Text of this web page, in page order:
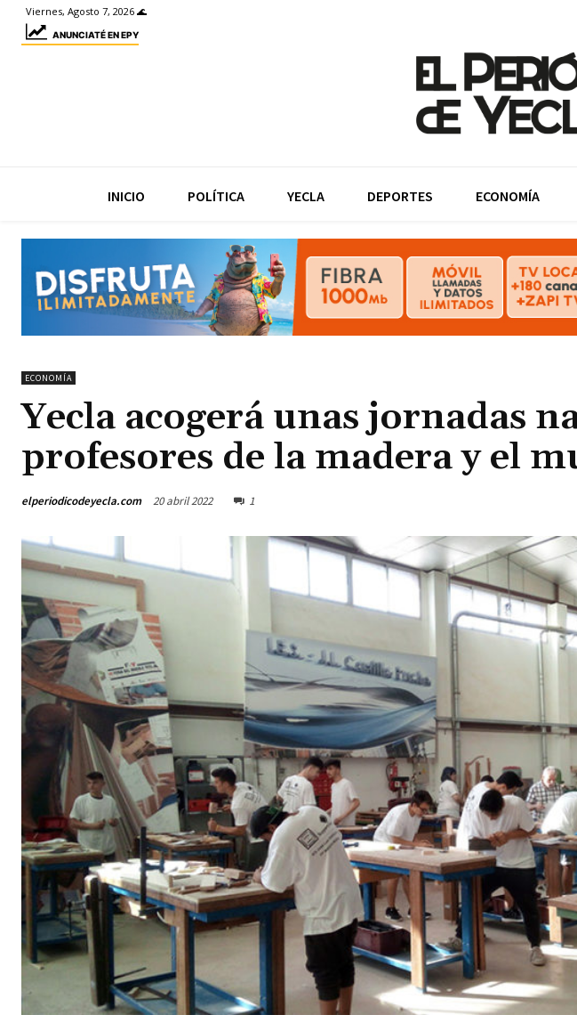
Viernes, Agosto 7, 2026 🌊
ANUNCIATÉ EN EPY
INICIO POLÍTICA YECLA DEPORTES ECONOMÍA
ECONOMÍA
Yecla acogerá unas jornadas
profesores de la madera y el
elperiodicodeyecla.com 20 abril 2022 1